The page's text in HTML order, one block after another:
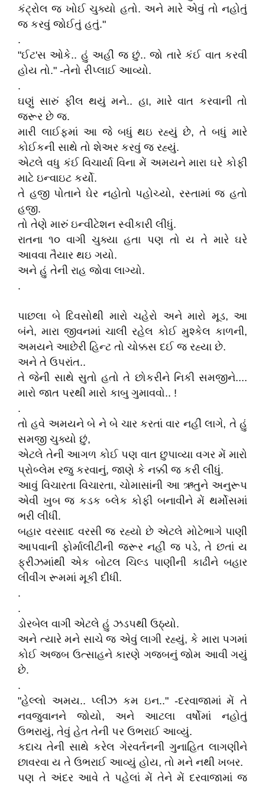
કંટ્રોલ જ ખોઈ ચુક્યો હતો. અને મારે એવું તો નહોતું
જ કરવું જોઈતું હતું."
.
"ઈટ'સ ઓકે.. હું અહીં જ છું.. જો તારે કંઈ વાત કરવી
હોય તો." -તેનો રીપ્લાઈ આવ્યો.
.
ઘણું સારું ફીલ થયું મને.. હા, મારે વાત કરવાની તો
જરૂર છે જ.
મારી લાઈફમાં આ જે બધું થઇ રહ્યું છે, તે બધું મારે
કોઈકની સાથે તો શેઅર કરવું જ રહ્યું.
એટલે વધુ કંઈ વિચાર્યા વિના મેં અમયને મારા ઘરે કોફી
માટે ઇન્વાઇટ કર્યો.
તે હજી પોતાને ઘેર નહોતો પહોચ્યો, રસ્તામાં જ હતો
હજી.
તો તેણે મારું ઇન્વીટેશન સ્વીકારી લીધું.
રાતના ૧૦ વાગી ચુક્યા હતા પણ તો ય તે મારે ઘરે
આવવા તૈયાર થઇ ગયો.
અને હું તેની રાહ જોવા લાગ્યો.
.
પાછલા બે દિવસોથી મારો ચહેરો અને મારો મૂડ, આ
બંને, મારા જીવનમાં ચાલી રહેલ કોઈ મુશ્કેલ કાળની,
અમયને આછેરી હિન્ટ તો ચોક્કસ દઈ જ રહ્યા છે.
અને તે ઉપરાંત..
તે જેની સાથે સુતો હતો તે છોકરીને નિકી સમજીને....
મારો જાત પરથી મારો કાબુ ગુમાવવો.. !
.
તો હવે અમયને બે ને બે ચાર કરતાં વાર નહીં લાગે, તે હું
સમજી ચુક્યો છું,
એટલે તેની આગળ કોઈ પણ વાત છુપાવ્યા વગર મેં મારો
પ્રોબ્લેમ રજુ કરવાનું, જાણે કે નક્કી જ કરી લીધું.
આવું વિચારતા વિચારતા, ચોમાસાંની આ ઋતુને અનુરૂપ
એવી ખુબ જ કડક બ્લેક કોફી બનાવીને મેં થર્મોસમાં
ભરી લીધીં.
બહાર વરસાદ વરસી જ રહ્યો છે એટલે મોટેભાગે પાણી
આપવાની ફોર્માલીટીની જરૂર નહીં જ પડે, તે છતાં ય
ફ્રીઝમાંથી એક બોટલ ચિલ્ડ પાણીની કાઢીને બહાર
લીવીંગ રૂમમાં મૂકી દીધી.
.
.
ડોરબેલ વાગી એટલે હું ઝડપથી ઉઠ્યો.
અને ત્યારે મને સાચે જ એવું લાગી રહ્યું, કે મારા પગમાં
કોઈ અજબ ઉત્સાહને કારણે ગજબનું જોમ આવી ગયું
છે.
.
"હેલ્લો અમય.. પ્લીઝ કમ ઇન.." -દરવાજામાં મેં તે
નવજુવાનને જોયો, અને આટલા વર્ષોમાં નહોતું
ઉભરાયું, તેવું હેત તેની પર ઉભરાઈ આવ્યું.
કદાચ તેની સાથે કરેલ ગેરવર્તનની ગુનાહિત લાગણીને
છાવરવા ય તે ઉભરાઈ આવ્યું હોય, તો મને નથી ખબર.
પણ તે અંદર આવે તે પહેલાં મેં તેને મેં દરવાજામાં જ